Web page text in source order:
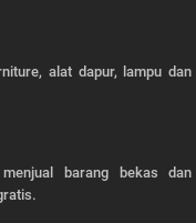
alat dapur, lampu dan
barang bekas dan